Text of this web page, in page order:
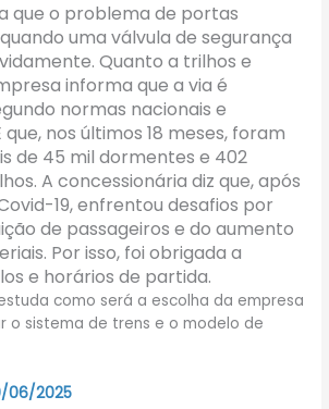
que o problema de portas
uma válvula de segurança
Quanto a trilhos e
informa que a via é
normas nacionais e
nos últimos 18 meses, foram
de 45 mil dormentes e 402
A concessionária diz que, após
19, enfrentou desafios por
de passageiros e do aumento
Por isso, foi obrigada a
e horários de partida.
como será a escolha da empresa
o sistema de trens e o modelo de
06/2025